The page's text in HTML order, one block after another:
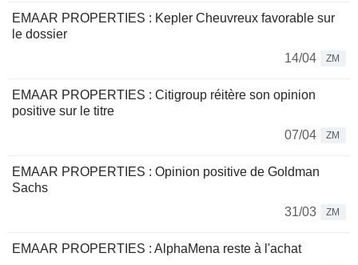
EMAAR PROPERTIES : Kepler Cheuvreux favorable sur
le dossier
14/04
ZM
EMAAR PROPERTIES : Citigroup réitère son opinion
positive sur le titre
07/04
ZM
EMAAR PROPERTIES : Opinion positive de Goldman
Sachs
31/03
ZM
EMAAR PROPERTIES : AlphaMena reste à l'achat